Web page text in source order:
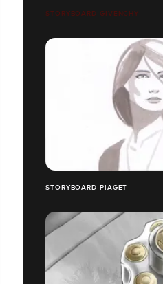
STORYBOARD GIVENCHY
STORYBOARD PIAGET